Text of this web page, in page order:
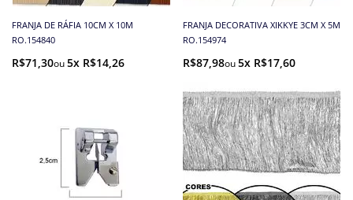
FRANJA DE RÁFIA 10CM X 10M
RO.154840
R$71,30 5x R$14,26
FRANJA DECORATIVA XIKKYE 3CM X 5M
RO.154974
R$87,98 5x R$17,60